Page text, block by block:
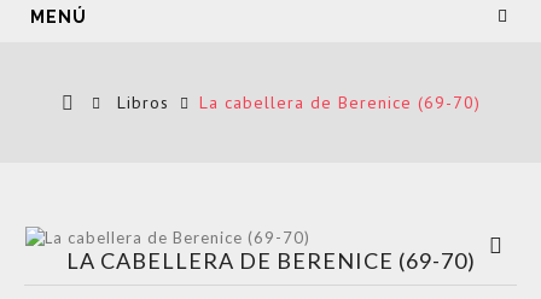
MENÚ
Libros La cabellera de Berenice (69-70)
LA CABELLERA DE BERENICE (69-70)